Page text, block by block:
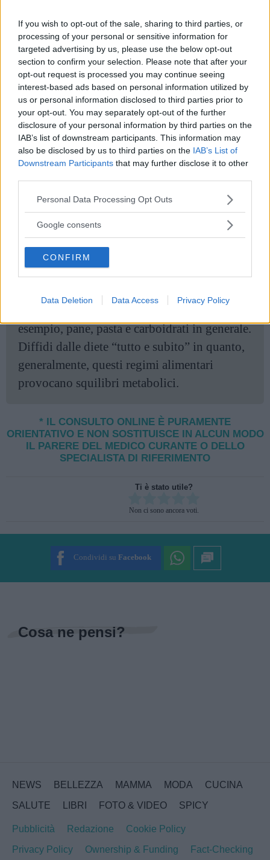
If you wish to opt-out of the sale, sharing to third parties, or
processing of your personal or sensitive information for
targeted advertising by us, please use the below opt-out
section to confirm your selection. Please note that after your
opt-out request is processed you may continue seeing
interest-based ads based on personal information utilized by
us or personal information disclosed to third parties prior to
your opt-out. You may separately opt-out of the further
disclosure of your personal information by third parties on the
IAB’s list of downstream participants. This information may
also be disclosed by us to third parties on the IAB’s List of
Downstream Participants that may further disclose it to other
Please note that this website/app uses one or more Google
not limited to your visit or usage behaviour. You may click to
use your data for below specified purposes in below Google
consent section.
Personal Data Processing Opt Outs
Google consents
CONFIRM
Data Deletion Data Access Privacy Policy
cibi bruciagrassi.
Al di là di quelli, volevo sapere anche se le
diete velocisono una bufala o è possibile
dimagrire in poco tempo.
Parlo in modo sano e se si che cosa si deve
fare.
Dr. Paolo De Vita
Un dimagrimento fisiologico ha bisogno del
suo tempo. Certamente si può dimagrire
velocemente ma seguendo regimi alimentari
esempio, pane, pasta e carboidrati in generale.
Diffidi dalle diete “tutto e subito” in quanto,
generalmente, questi regimi alimentari
provocano squilibri metabolici.
* IL CONSULTO ONLINE È PURAMENTE
ORIENTATIVO E NON SOSTITUISCE IN ALCUN MODO
IL PARERE DEL MEDICO CURANTE O DELLO
SPECIALISTA DI RIFERIMENTO
Ti è stato utile?
Non ci sono ancora voti.
Condividi su Facebook
Cosa ne pensi?
NEWS BELLEZZA MAMMA MODA
CUCINA
SALUTE
LIBRI FOTO & VIDEO SPICY
Pubblicità Redazione
Cookie Policy
Privacy Policy
Ownership & Funding Fact-Checking